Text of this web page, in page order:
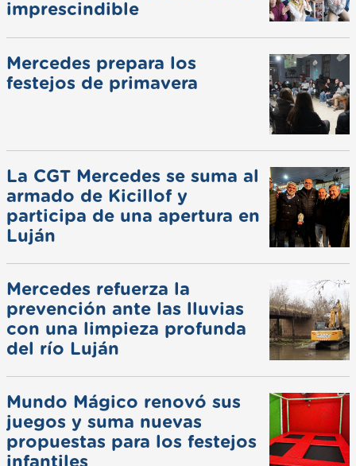
imprescindible
Mercedes prepara los
festejos de primavera
La CGT Mercedes se suma al
armado de Kicillof y
participa de una apertura en
Luján
Mercedes refuerza la
prevención ante las lluvias
con una limpieza profunda
del río Luján
Mundo Mágico renovó sus
juegos y suma nuevas
propuestas para los festejos
infantiles